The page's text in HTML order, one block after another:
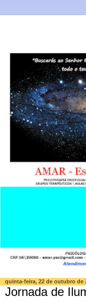
quinta-feira, 22 de outubro de
Jornada de